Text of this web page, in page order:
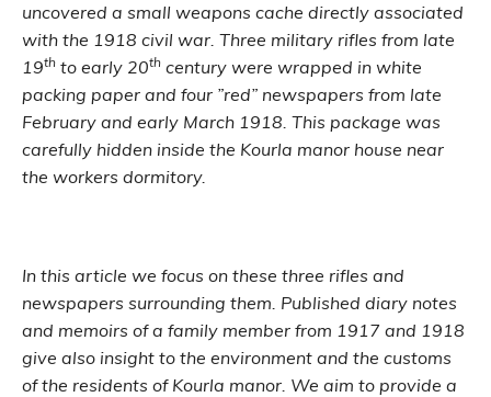
uncovered a small weapons cache directly associated
with the 1918 civil war. Three military rifles from late
19th to early 20th century were wrapped in white
packing paper and four ”red” newspapers from late
February and early March 1918. This package was
carefully hidden inside the Kourla manor house near
the workers dormitory.
In this article we focus on these three rifles and
newspapers surrounding them. Published diary notes
and memoirs of a family member from 1917 and 1918
give also insight to the environment and the customs
of the residents of Kourla manor. We aim to provide a